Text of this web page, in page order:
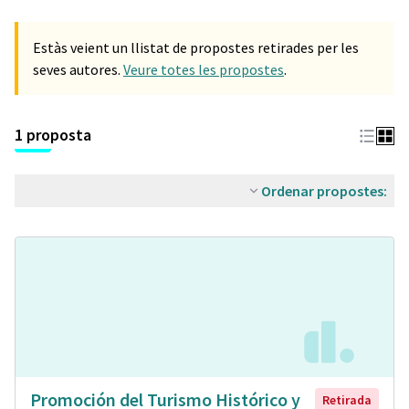
Estàs veient un llistat de propostes retirades per les
seves autores. Veure totes les propostes.
1 proposta
Ordenar propostes:
Promoción del Turismo Histórico y Retirada